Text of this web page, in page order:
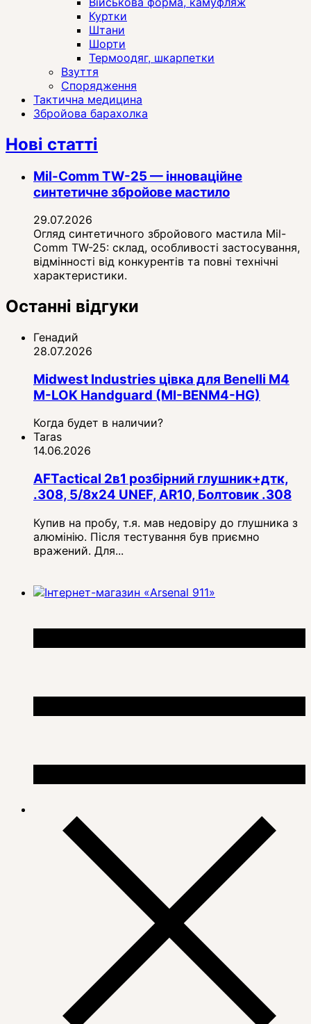
Куртки
Штани
Шорти
Термоодяг, шкарпетки
Взуття
Спорядження
Тактична медицина
Збройова барахолка
Нові статті
Mil-Comm TW-25 — інноваційне
синтетичне збройове мастило
29.07.2026
Огляд синтетичного збройового мастила Mil-
Comm TW-25: склад, особливості застосування,
відмінності від конкурентів та повні технічні
характеристики.
Останні відгуки
Генадий
28.07.2026
Midwest Industries цівка для Benelli M4
M-LOK Handguard (MI-BENM4-HG)
Когда будет в наличии?
Taras
14.06.2026
AFTactical 2в1 розбірний глушник+дтк,
.308, 5/8x24 UNEF, AR10, Болтовик .308
Купив на пробу, т.я. мав недовіру до глушника з
алюмінію. Після тестування був приємно
вражений. Для...